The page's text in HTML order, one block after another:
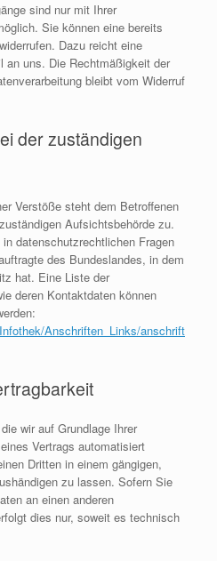
sind nur mit Ihrer
Sie können eine bereits
Dazu reicht eine
an uns. Die Rechtmäßigkeit der
bleibt vom Widerruf
der zuständigen
Verstöße steht dem Betroffenen
Aufsichtsbehörde zu.
datenschutzrechtlichen Fragen
des Bundeslandes, in dem
hat. Eine Liste der
deren Kontaktdaten können
Anschriften_Links/anschrift
wir auf Grundlage Ihrer
Vertrags automatisiert
Dritten in einem gängigen,
zu lassen. Sofern Sie
an einen anderen
dies nur, soweit es technisch